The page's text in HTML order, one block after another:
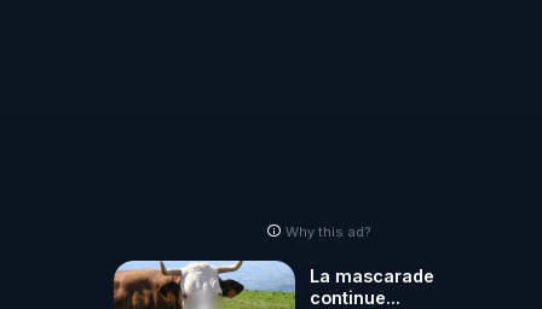
Why this ad?
La mascarade
continue...